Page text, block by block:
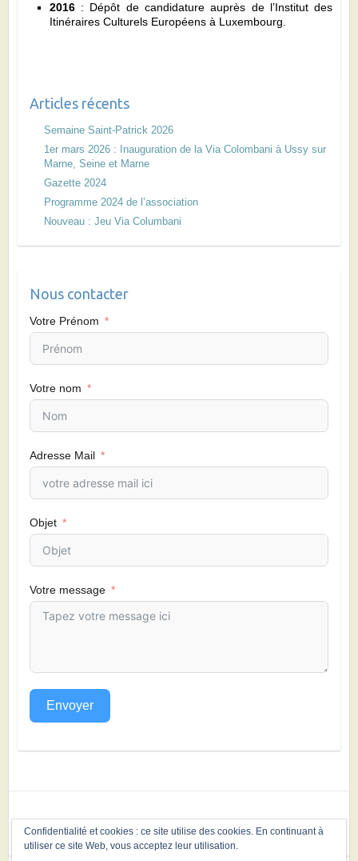
2016: Dépôt de candidature auprès de l’Institut des
Itinéraires Culturels Européens à Luxembourg.
Articles récents
Semaine Saint-Patrick 2026
1er mars 2026 : Inauguration de la Via Colombani à Ussy sur
Marne, Seine et Marne
Gazette 2024
Programme 2024 de l’association
Nouveau : Jeu Via Columbani
Nous contacter
Votre Prénom
Votre nom
Adresse Mail
Objet
Votre message
Envoyer
Confidentialité et cookies : ce site utilise des cookies. En continuant à
utiliser ce site Web, vous acceptez leur utilisation.